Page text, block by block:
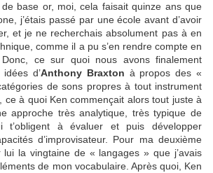
base or, moi, cela faisait quinze ans que
j’étais passé par une école avant d’avoir
et je ne recherchais absolument pas à en
comme il a pu s’en rendre compte en
Donc, ce sur quoi nous avons finalement
d’Anthony Braxton à propos des «
de sons propres à tout instrument
ce à quoi Ken commençait alors tout juste à
approche très analytique, très typique de
t’obligent à évaluer et puis développer
d’improvisateur. Pour ma deuxième
lui la vingtaine de « langages » que j’avais
de mon vocabulaire. Après quoi, Ken